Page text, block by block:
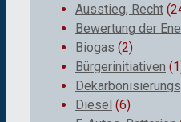
Ausstieg, Recht
Bewertung der
Biogas (2)
Bürgerinitiativen
Diesel (6)